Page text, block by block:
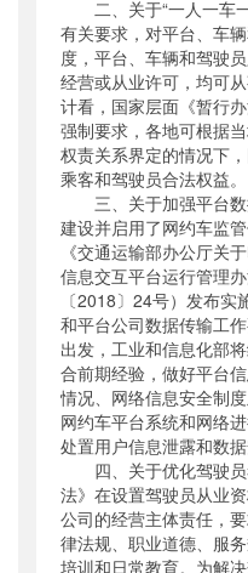
二、关于“一人一车一
有关要求，对平台、车
度，平台、车辆和驾驶
经营或从业许可，均可
计看，国家层面《暂行
强制要求，各地可根据
权责关系界定的情况下
乘客和驾驶员合法权益。
三、关于加强平台数
建设并启用了网约车监
《交通运输部办公厅关
信息交互平台运行管理
〔2018〕24号）发布
和平台公司数据传输工
出发，工业和信息化部
合前期经验，做好平台
情况、网络信息安全制
网约车平台系统和网络
处置用户信息泄露和数据
四、关于优化驾驶员
法》在设置驾驶员从业
公司的经营主体责任，
律法规、职业道德、服
培训和日常教育。为解